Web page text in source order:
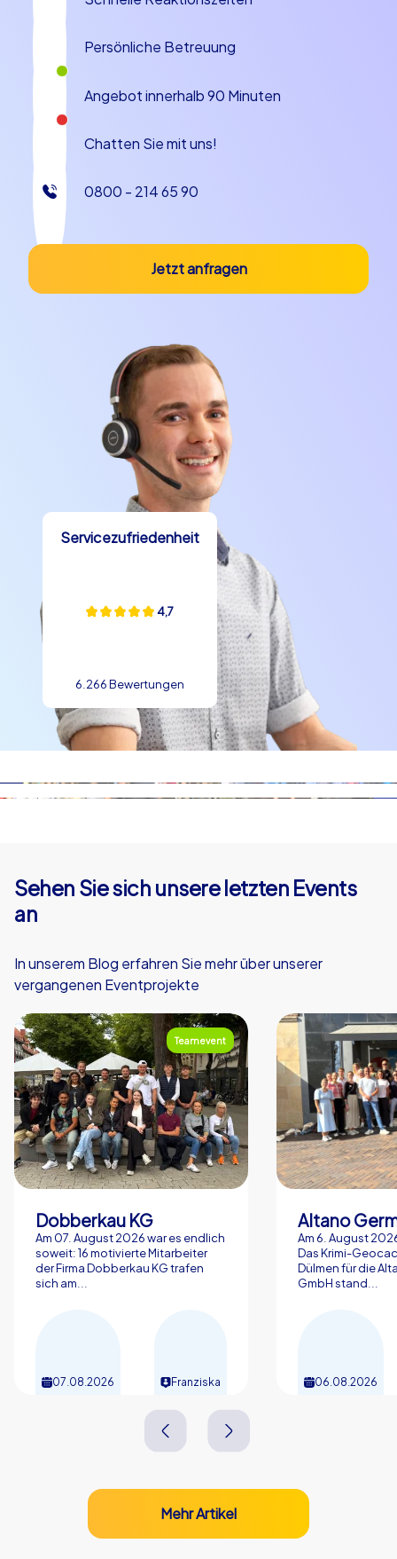
mit einer kurzen Anreise per Bahn oder Bus verbinden.
Schon die gemeinsame Fahrt wird so Teil des
Teamerlebnisses.
Egal ob Sie sich fürGrevenoder eine andere Stadt
entscheiden – mit einer Geocaching oder iPad Tour von
unvergesslichen Höhepunkt, der Motivation und
Teamgeist weit ins neue Jahr hinein stärkt.
Servicezufriedenheit
4,7
6.266 Bewertungen
Persönliche Betreuung
Angebot innerhalb 90 Minuten
Chatten Sie mit uns!
0800 - 214 65 90
Jetzt anfragen
Sehen Sie sich unsere letzten Events
an
In unserem Blog erfahren Sie mehr über unserer
vergangenen Eventprojekte
Teamevent
Dobberkau KG
Am 07. August 2026 war es endlich
soweit: 16 motivierte Mitarbeiter
der Firma Dobberkau KG trafen
sich am...
07.08.2026 Franziska
Altano
Am 6. August
Das Krimi-
Dülmen für die
GmbH stand...
06.08.2026
Mehr Artikel